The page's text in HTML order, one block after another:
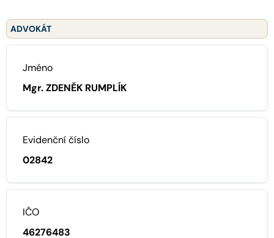
ADVOKÁT
Jméno
Mgr. ZDENĚK RUMPLÍK
Evidenční číslo
02842
IČO
46276483